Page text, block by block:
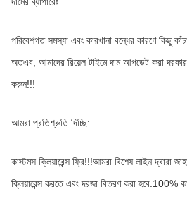
পরিবেশগত সমস্যা এবং কারখানা বন্ধের কারণে কিছু
অতএব, আমাদের রিয়েল টাইমে দাম আপডেট করা
করুন!!!
আমরা প্রতিশ্রুতি দিচ্ছি:
কাস্টমস ক্লিয়ারেন্স ফ্রি!!!আমরা বিশেষ লাইন দ্বারা
ক্লিয়ারেন্স করতে এবং দরজা বিতরণ করা হবে.100%